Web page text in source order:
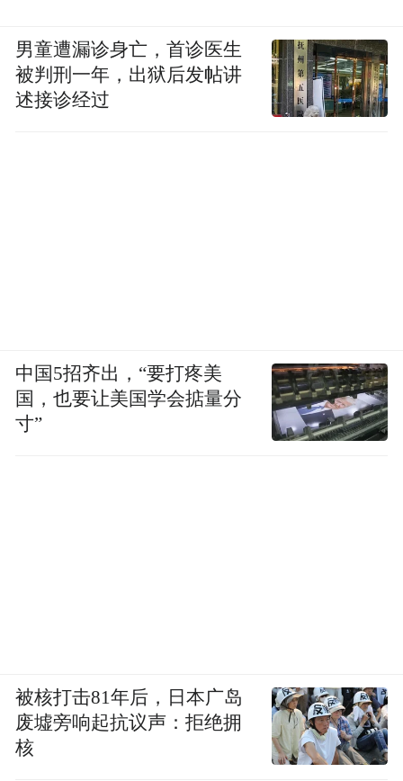
男童遭漏诊身亡，首诊医生
被判刑一年，出狱后发帖讲
述接诊经过
中国5招齐出，“要打疼美
国，也要让美国学会掂量分
寸”
被核打击81年后，日本广岛
废墟旁响起抗议声：拒绝拥
核